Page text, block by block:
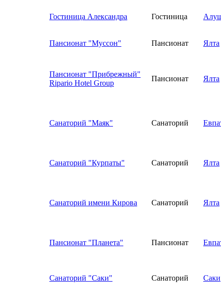
Гостиница Александра Гостиница
Пансионат "Муссон" Пансионат Ялта
Пансионат "Прибрежный"
Ripario Hotel Group
Пансионат Ялта
Санаторий "Маяк" Санаторий
Санаторий "Курпаты" Санаторий Ялта
Санаторий имени Кирова Санаторий Ялта
Пансионат "Планета" Пансионат
Санаторий "Саки" Санаторий Саки